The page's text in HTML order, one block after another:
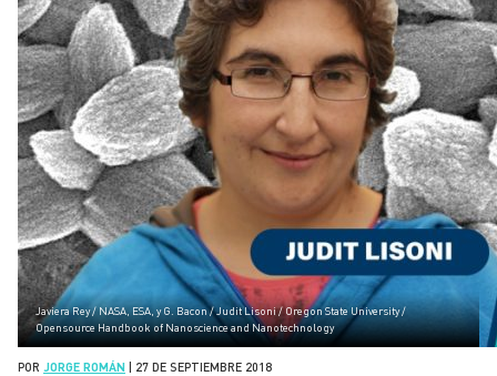
Javiera Rey / NASA, ESA, y G. Bacon / Judit Lisoni / Oregon State University /
Opensource Handbook of Nanoscience and Nanotechnology
POR JORGE ROMÁN 27 DE SEPTIEMBRE 2018